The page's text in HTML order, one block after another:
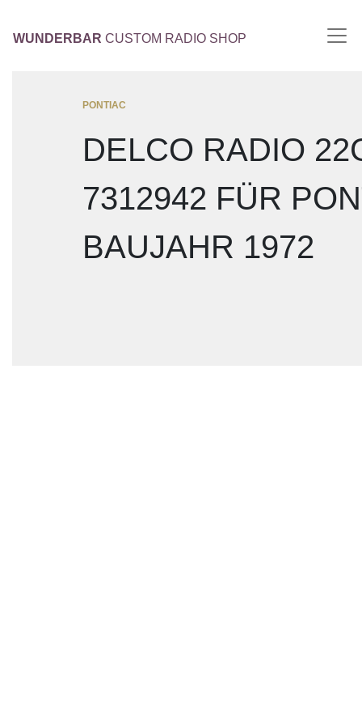
WUNDERBAR CUSTOM RADIO SHOP
PONTIAC
DELCO RADIO
7312942 FÜR
BAUJAHR 1972